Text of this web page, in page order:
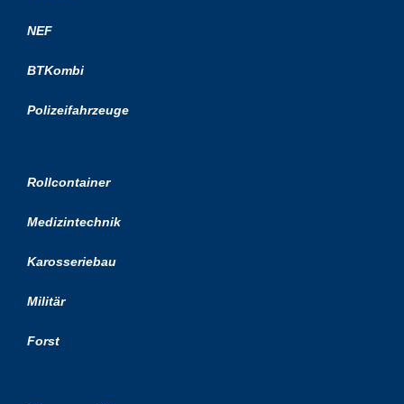
NEF
BTKombi
Polizeifahrzeuge
Rollcontainer
Medizintechnik
Karosseriebau
Militär
Forst